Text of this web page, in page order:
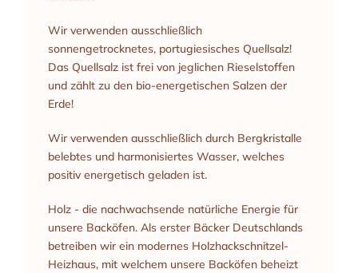
Wir verwenden ausschließlich
sonnengetrocknetes, portugiesisches Quellsalz!
Das Quellsalz ist frei von jeglichen Rieselstoffen
und zählt zu den bio-energetischen Salzen der
Erde!
Wir verwenden ausschließlich durch Bergkristalle
belebtes und harmonisiertes Wasser, welches
positiv energetisch geladen ist.
Holz - die nachwachsende natürliche Energie für
unsere Backöfen. Als erster Bäcker Deutschlands
betreiben wir ein modernes Holzhackschnitzel-
Heizhaus, mit welchem unsere Backöfen beheizt